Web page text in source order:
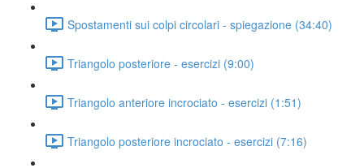
Spostamenti sui colpi circolari - spiegazione (34:40)
Triangolo posteriore - esercizi (9:00)
Triangolo anteriore incrociato - esercizi (1:51)
Triangolo posteriore incrociato - esercizi (7:16)